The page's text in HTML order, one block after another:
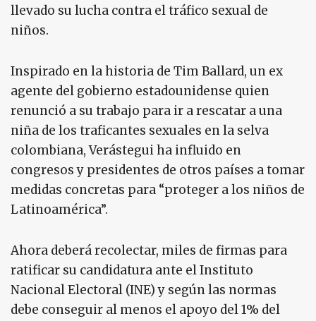
llevado su lucha contra el tráfico sexual de
niños.
Inspirado en la historia de Tim Ballard, un ex
agente del gobierno estadounidense quien
renunció a su trabajo para ir a rescatar a una
niña de los traficantes sexuales en la selva
colombiana, Verástegui ha influido en
congresos y presidentes de otros países a tomar
medidas concretas para “proteger a los niños de
Latinoamérica”.
Ahora deberá recolectar, miles de firmas para
ratificar su candidatura ante el Instituto
Nacional Electoral (INE) y según las normas
debe conseguir al menos el apoyo del 1% del